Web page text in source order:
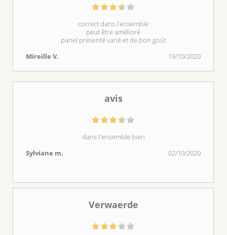
correct dans l'ensemble
peut être amélioré
panel présenté varié et de bon goût
Mireille V.
19/10/2020
avis
dans l'ensemble bien
Sylviane m.
02/10/2020
Verwaerde